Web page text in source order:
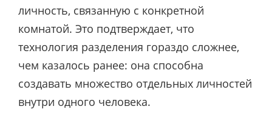
личность, связанную с конкретной
комнатой. Это подтверждает, что
технология разделения гораздо сложнее,
чем казалось ранее: она способна
создавать множество отдельных личностей
внутри одного человека.